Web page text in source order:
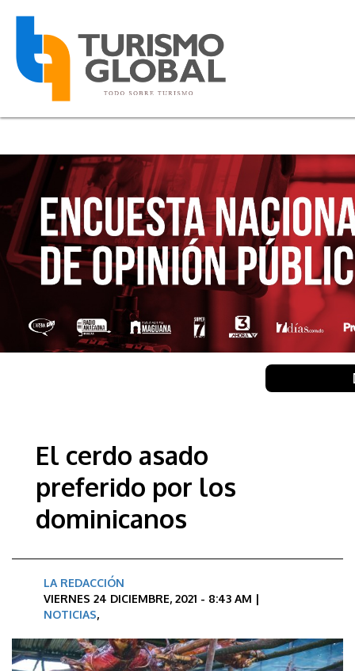
El cerdo asado
preferido por los
dominicanos
LA REDACCIÓN
VIERNES 24 DICIEMBRE, 2021 - 8:43 AM |
NOTICIAS,